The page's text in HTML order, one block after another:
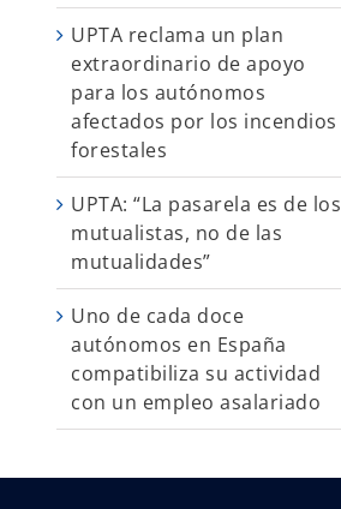
UPTA reclama un plan
extraordinario de apoyo
para los autónomos
afectados por los incendios
forestales
UPTA: “La pasarela es de los
mutualistas, no de las
mutualidades”
Uno de cada doce
autónomos en España
compatibiliza su actividad
con un empleo asalariado